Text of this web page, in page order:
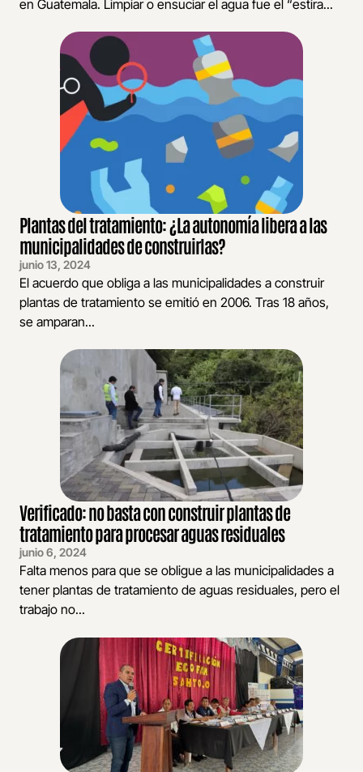
en Guatemala. Limpiar o ensuciar el agua fue el “estira...
Plantas del tratamiento: ¿La autonomía libera a las
municipalidades de construirlas?
junio 13, 2024
El acuerdo que obliga a las municipalidades a construir
plantas de tratamiento se emitió en 2006. Tras 18 años,
se amparan...
Verificado: no basta con construir plantas de
tratamiento para procesar aguas residuales
junio 6, 2024
Falta menos para que se obligue a las municipalidades a
tener plantas de tratamiento de aguas residuales, pero el
trabajo no...